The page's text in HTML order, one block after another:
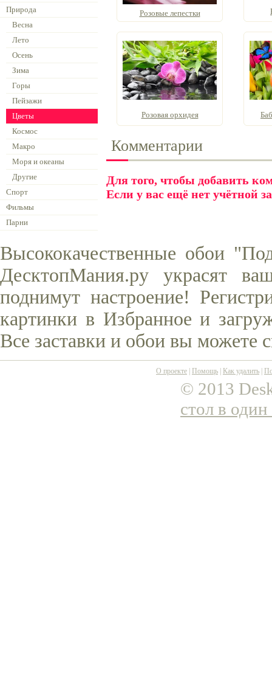
Природа
Весна
Лето
Осень
Зима
Горы
Пейзажи
Цветы
Космос
Макро
Моря и океаны
Другие
Спорт
Фильмы
Парни
Розовые лепестки
Розовая орхидея
Комментарии
Для того, чтобы добавить
Если у вас ещё нет учётной
Высококачественные обои
ДесктопМания.ру украсят
поднимут настроение!
картинки в Избранное и
Все заставки и обои вы можете
О проекте Помощь Как удалить
© 2013
стол в